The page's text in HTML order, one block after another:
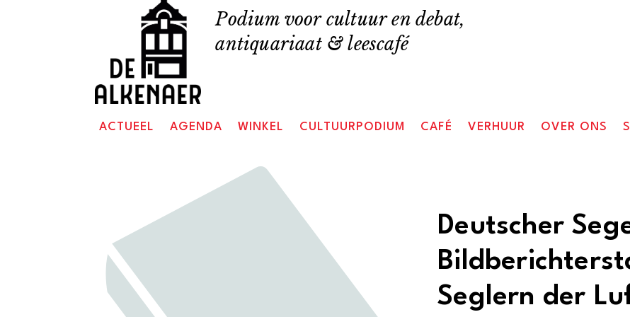
Podium voor cultuur en debat,
antiquariaat & leescafé
ACTUEEL AGENDA WINKEL CULTUURPODIUM CAFÉ VERHUUR OVER ONS
Deutscher
Seglern der